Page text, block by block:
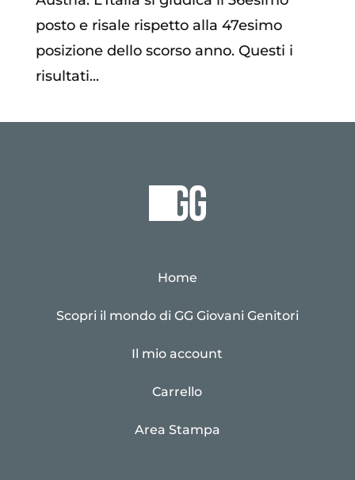
posto e risale rispetto alla 47esimo
posizione dello scorso anno. Questi i
risultati...
Home
Scopri il mondo di GG Giovani Genitori
Il mio account
Carrello
Area Stampa